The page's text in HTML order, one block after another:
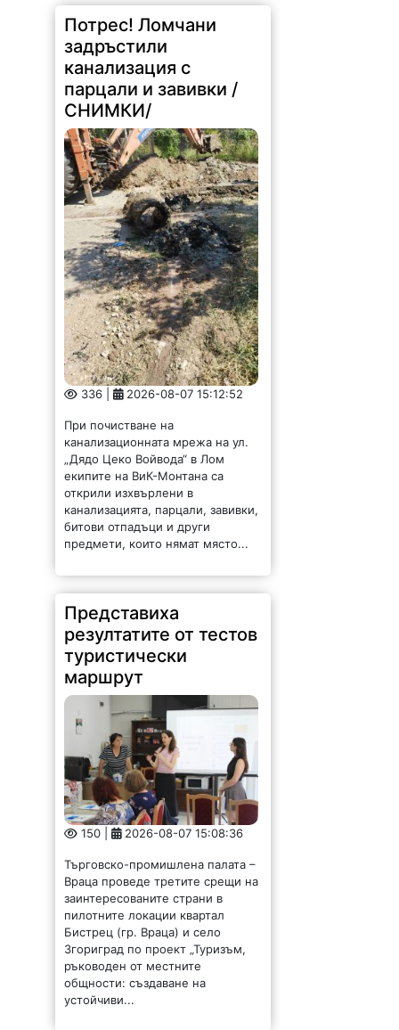
Потрес! Ломчани
задръстили
канализация с
парцали и завивки /
СНИМКИ/
336 | 2026-08-07 15:12:52
При почистване на
канализационната мрежа на ул.
„Дядо Цеко Войвода“ в Лом
екипите на ВиК-Монтана са
открили изхвърлени в
канализацията, парцали, завивки,
битови отпадъци и други
предмети, които нямат място...
Представиха
резултатите от тестов
туристически
маршрут
150 | 2026-08-07 15:08:36
Търговско-промишлена палата –
Враца проведе третите срещи на
заинтересованите страни в
пилотните локации квартал
Бистрец (гр. Враца) и село
Згориград по проект „Туризъм,
ръководен от местните
общности: създаване на
устойчиви...